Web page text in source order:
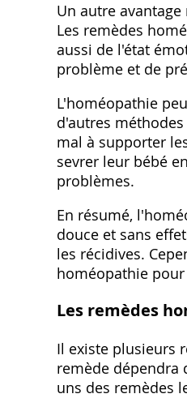
Un autre
Les remèdes
aussi de l'état
problème et de
L'homéopathie
d'autres
mal à supporter
sevrer leur bébé
problèmes.
En résumé‚
douce et sans
les récidives.
homéopathie
Les remèdes
Il existe plusieurs
remède dépendra
uns des remèdes